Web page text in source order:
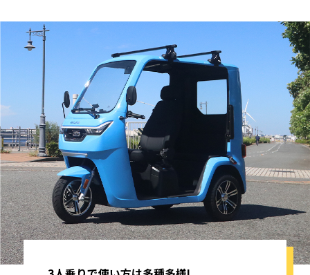
EV-LAND株式会社
2024/2/28
【店舗リニューアルに伴う販売・試乗一部停止のお知
らせ】
平素よりEV-LANDをご利用いただき、誠にありがと
うございます。
この度、EV-LAND「渋谷松濤BASE」、「新大阪
BASE」は「さいたまBASE」へ統合する運びとなりま
した。
皆さまのご愛顧のおかげをもちまして、順調に発展を